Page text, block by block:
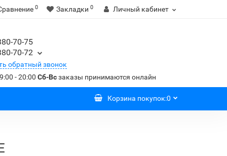
0 Закладки 0 Личный кабинет
70-75
70-72
обратный звонок
- 20:00 Сб-Всзаказы принимаются онлайн
Корзина покупок:0